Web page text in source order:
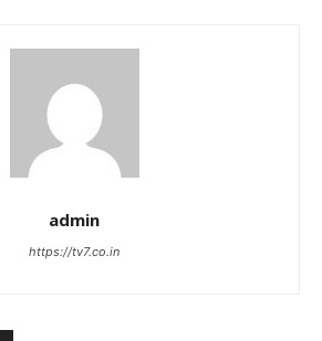
admin
https://tv7.co.in